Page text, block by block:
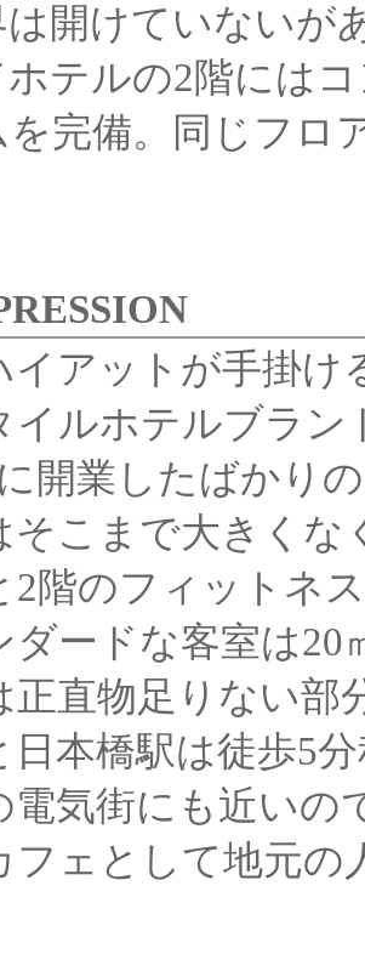
は開けていないが
ホテルの2階には
を完備。同じフロ
アットが手掛け
イルホテルブラン
開業したばかり
そこまで大きくな
2階のフィットネ
ダードな客室は
正直物足りない部
日本橋駅は徒歩5
電気街にも近いの
フェとして地元の